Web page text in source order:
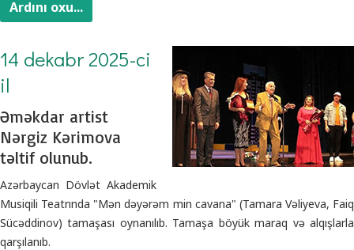
Ardını oxu...
14 dekabr 2025-ci
il
Əməkdar artist
Nərgiz Kərimova
təltif olunub.
Azərbaycan Dövlət Akademik
Musiqili Teatrında "Mən dəyərəm min cavana" (Tamara Vəliyeva, Faiq
Sücəddinov) tamaşası oynanılıb. Tamaşa böyük maraq və alqışlarla
qarşılanıb.